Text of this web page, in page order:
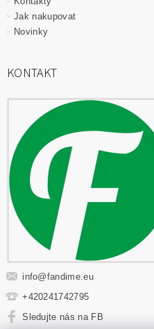
Jak nakupovat
Novinky
KONTAKT
info@fandime.eu
+420241742795
Sledujte nás na FB